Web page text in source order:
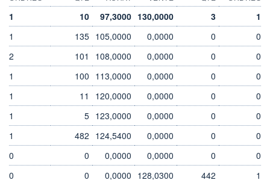
INDICE DE RÉFÉRENCE
FTSE DEVELOPED USD
CATÉGORIE MORNINGSTAR
Actions International Gdes
Cap. Mixte
OUVERTURE
126,1700
CLÔTURE VEILLE
126,3300
126,4100
+ BAS
125,9700
1 10 97,3000 130,0000 3
1
1
135 105,0000 0,0000 0
0
2
101 108,0000 0,0000 0
0
1
100 113,0000 0,0000 0
0
1
11 120,0000 0,0000 0
0
1
5 123,0000 0,0000 0
0
1
482 124,5400 0,0000 0
0
0
0 0,0000 0,0000 0
0
0
0 0,0000 128,0300 442
1